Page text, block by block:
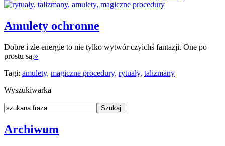
Amulety ochronne
Dobre i złe energie to nie tylko wytwór czyichś fantazji. One po
prostu są.»
Tagi: amulety, magiczne procedury, rytuały, talizmany
Wyszukiwarka
Archiwum